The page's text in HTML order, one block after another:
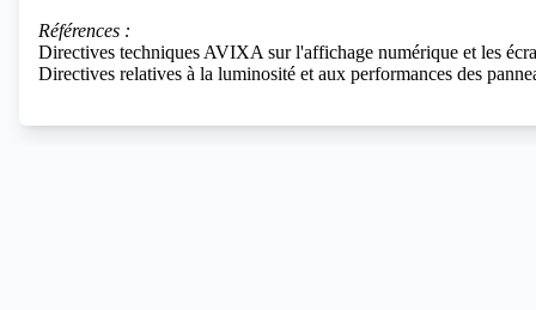
Références :
Directives techniques AVIXA sur l'affichage numérique et les
Directives relatives à la luminosité et aux performances des